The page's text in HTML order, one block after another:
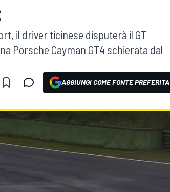
il driver ticinese disputerà il GT
Porsche Cayman GT4 schierata dal
AGGIUNGI COME FONTE PREFERITA